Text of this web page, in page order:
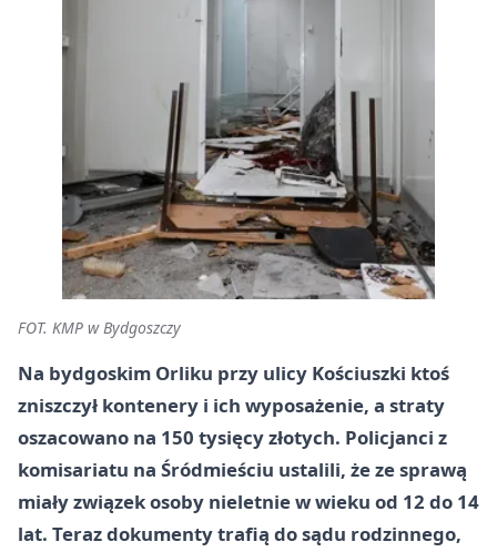
FOT. KMP w Bydgoszczy
Na bydgoskim Orliku przy ulicy Kościuszki ktoś
zniszczył kontenery i ich wyposażenie, a straty
oszacowano na 150 tysięcy złotych. Policjanci z
komisariatu na Śródmieściu ustalili, że ze sprawą
miały związek osoby nieletnie w wieku od 12 do 14
lat. Teraz dokumenty trafią do sądu rodzinnego,